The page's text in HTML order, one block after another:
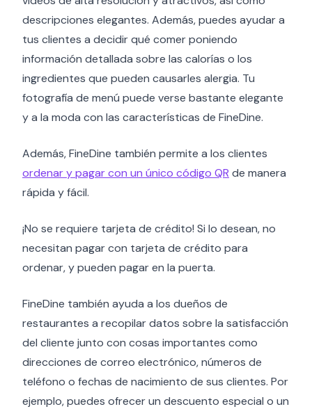
descripciones elegantes. Además, puedes ayudar a
tus clientes a decidir qué comer poniendo
información detallada sobre las calorías o los
ingredientes que pueden causarles alergia. Tu
fotografía de menú puede verse bastante elegante
y a la moda con las características de FineDine.
Además, FineDine también permite a los clientes
ordenar y pagar con un único código QR de manera
rápida y fácil.
¡No se requiere tarjeta de crédito! Si lo desean, no
necesitan pagar con tarjeta de crédito para
ordenar, y pueden pagar en la puerta.
FineDine también ayuda a los dueños de
restaurantes a recopilar datos sobre la satisfacción
del cliente junto con cosas importantes como
direcciones de correo electrónico, números de
teléfono o fechas de nacimiento de sus clientes. Por
ejemplo, puedes ofrecer un descuento especial o un